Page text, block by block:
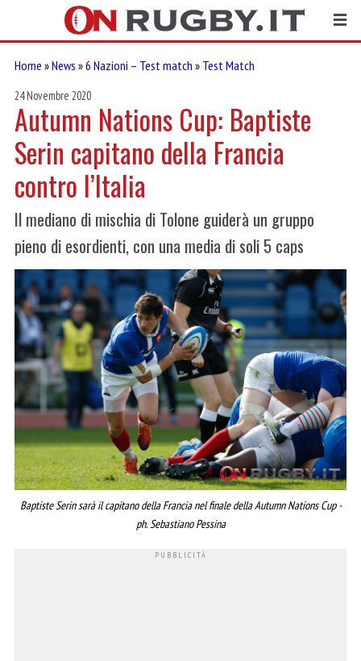
Home »News »6 Nazioni – Test match » Test Match
24 Novembre 2020
Autumn Nations Cup: Baptiste
Serin capitano della Francia
contro l’Italia
Il mediano di mischia di Tolone guiderà un gruppo
pieno di esordienti, con una media di soli 5 caps
Baptiste Serin sarà il capitano della Francia nel finale della Autumn Nations Cup -
ph. Sebastiano Pessina